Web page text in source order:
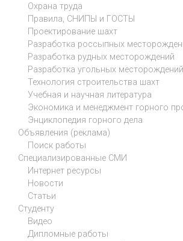
Охрана труда
Правила, СНИПЫ и ГОСТЫ
Проектирование шахт
Разработка россыпных
Разработка рудных месторождений
Разработка угольных месторождений
Технология строительства шахт
Учебная и научная литература
Экономика и менеджмент горного
Энциклопедия горного дела
Объявления (реклама)
Поиск работы
Специализированные СМИ
Интернет ресурсы
Новости
Статьи
Студенту
Видео
Дипломные работы